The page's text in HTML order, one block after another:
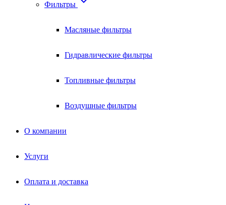
Фильтры
Масляные фильтры
Гидравлические фильтры
Топливные фильтры
Воздушные фильтры
О компании
Услуги
Оплата и доставка